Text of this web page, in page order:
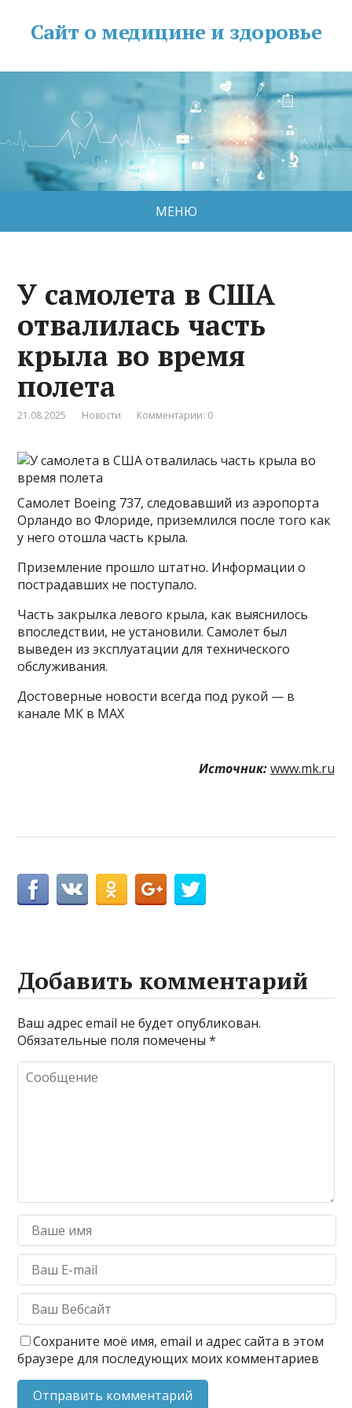
Сайт о медицине и здоровье
МЕНЮ
У самолета в США
отвалилась часть
крыла во время
полета
21.08.2025 Новости Комментарии: 0
Самолет Boeing 737, следовавший из аэропорта
Орландо во Флориде, приземлился после того как
у него отошла часть крыла.
Приземление прошло штатно. Информации о
пострадавших не поступало.
Часть закрылка левого крыла, как выяснилось
впоследствии, не установили. Самолет был
выведен из эксплуатации для технического
обслуживания.
Достоверные новости всегда под рукой — в
канале МК в MAX
Источник: www.mk.ru
Добавить комментарий
Ваш адрес email не будет опубликован.
Обязательные поля помечены*
Сохраните моё имя, email и адрес сайта в этом
браузере для последующих моих комментариев